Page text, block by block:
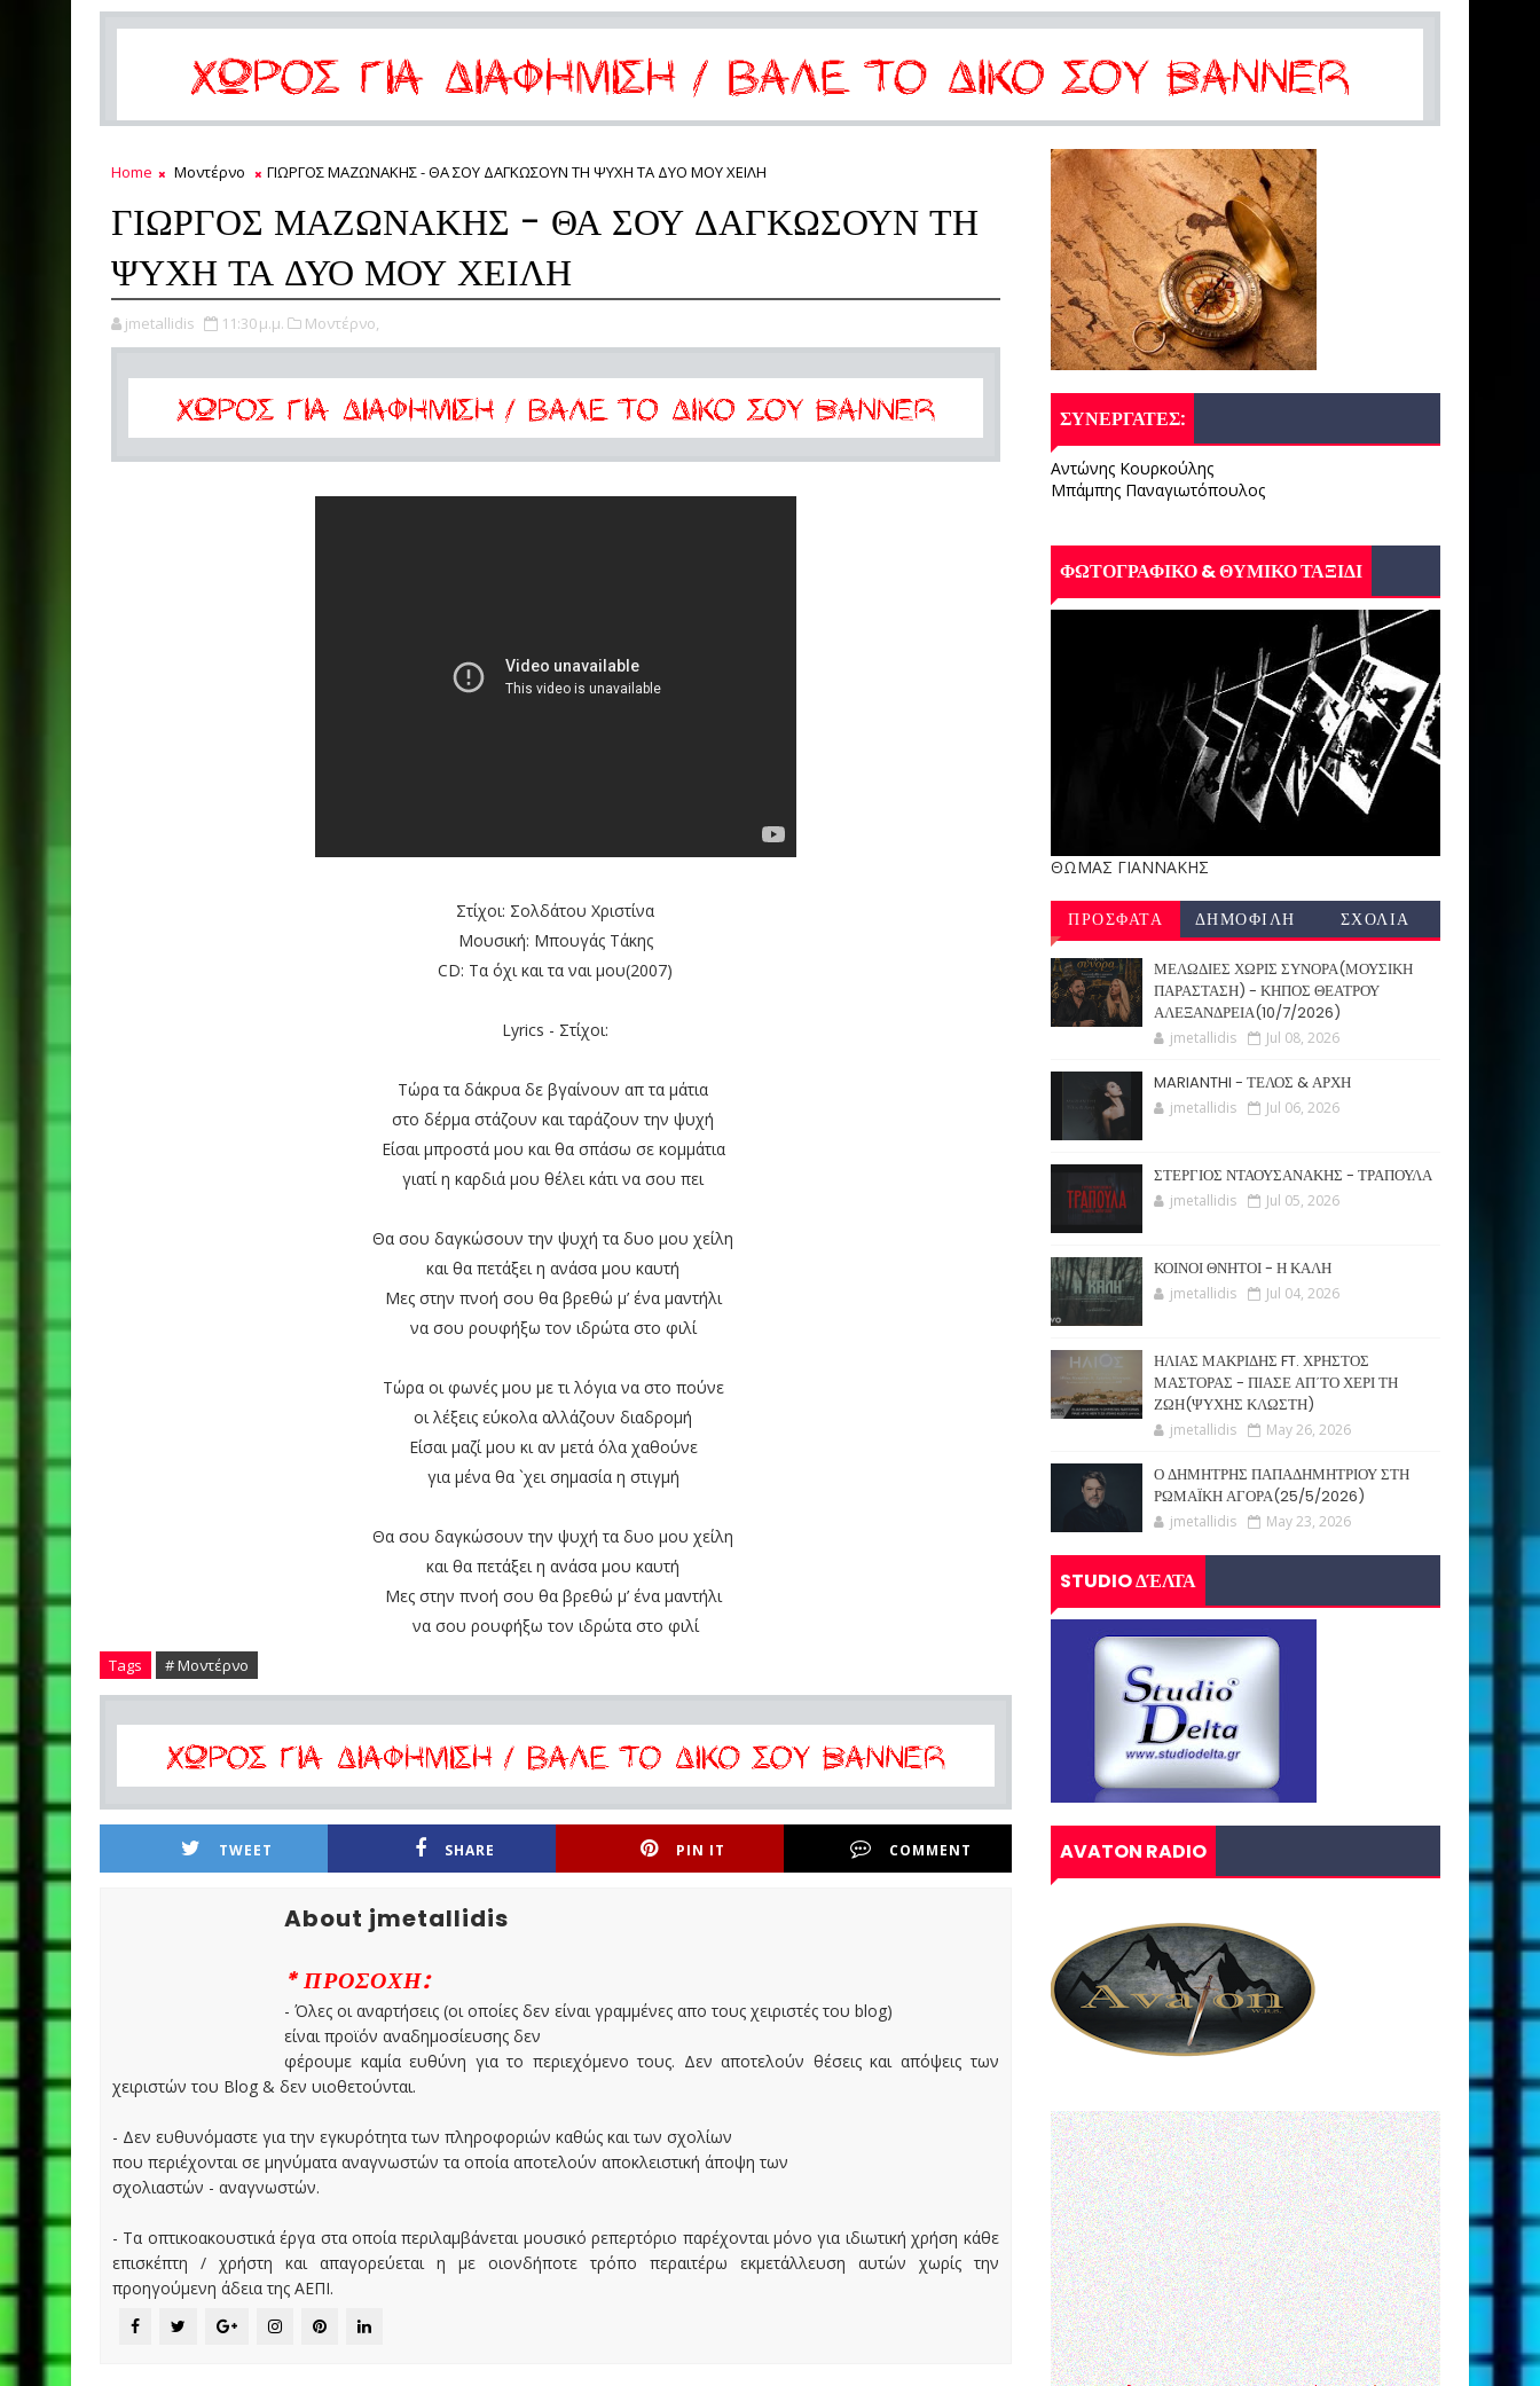
Home Μοντέρνο ΓΙΩΡΓΟΣ ΜΑΖΩΝΑΚΗΣ - ΘΑ ΣΟΥ ΔΑΓΚΩΣΟΥΝ ΤΗ ΨΥΧΗ ΤΑ ΔΥΟ ΜΟΥ ΧΕΙΛΗ
ΓΙΩΡΓΟΣ ΜΑΖΩΝΑΚΗΣ - ΘΑ ΣΟΥ ΔΑΓΚΩΣΟΥΝ ΤΗ
ΨΥΧΗ ΤΑ ΔΥΟ ΜΟΥ ΧΕΙΛΗ
jmetallidis 11:30 μ.μ. Μοντέρνο,
Στίχοι: Σολδάτου Χριστίνα
Μουσική: Μπουγάς Τάκης
CD: Τα όχι και τα ναι μου(2007)
Lyrics - Στίχοι:
Τώρα τα δάκρυα δε βγαίνουν απ τα μάτια
στο δέρμα στάζουν και ταράζουν την ψυχή
Είσαι μπροστά μου και θα σπάσω σε κομμάτια
γιατί η καρδιά μου θέλει κάτι να σου πει
Θα σου δαγκώσουν την ψυχή τα δυο μου χείλη
και θα πετάξει η ανάσα μου καυτή
Μες στην πνοή σου θα βρεθώ μ’ ένα μαντήλι
να σου ρουφήξω τον ιδρώτα στο φιλί
Τώρα οι φωνές μου με τι λόγια να στο πούνε
οι λέξεις εύκολα αλλάζουν διαδρομή
Είσαι μαζί μου κι αν μετά όλα χαθούνε
για μένα θα `χει σημασία η στιγμή
Θα σου δαγκώσουν την ψυχή τα δυο μου χείλη
και θα πετάξει η ανάσα μου καυτή
Μες στην πνοή σου θα βρεθώ μ’ ένα μαντήλι
να σου ρουφήξω τον ιδρώτα στο φιλί
Tags # Μοντέρνο
TWEET SHARE PIN IT COMMENT
About jmetallidis
* ΠΡΟΣΟΧΗ:
- Όλες οι αναρτήσεις (οι οποίες δεν είναι γραμμένες απο τους χειριστές του blog)
είναι προϊόν αναδημοσίευσης δεν
φέρουμε καμία ευθύνη για το περιεχόμενο τους. Δεν αποτελούν θέσεις και απόψεις των
χειριστών του Blog & δεν υιοθετούνται.
- Δεν ευθυνόμαστε για την εγκυρότητα των πληροφοριών καθώς και των σχολίων
που περιέχονται σε μηνύματα αναγνωστών τα οποία αποτελούν αποκλειστική άποψη των
σχολιαστών - αναγνωστών.
- Τα οπτικοακουστικά έργα στα οποία περιλαμβάνεται μουσικό ρεπερτόριο παρέχονται μόνο για ιδιωτική χρήση κάθε
επισκέπτη / χρήστη και απαγορεύεται η με οιονδήποτε τρόπο περαιτέρω εκμετάλλευση αυτών χωρίς την
προηγούμενη άδεια της ΑΕΠΙ.
ΣΥΝΕΡΓΑΤΕΣ:
Αντώνης Κουρκούλης
Μπάμπης Παναγιωτόπουλος
ΦΩΤΟΓΡΑΦΙΚΟ & ΘΥΜΙΚΟ ΤΑΞΙΔΙ
ΘΩΜΑΣ ΓΙΑΝΝΑΚΗΣ
ΠΡΟΣΦΑΤΑ ΔΗΜΟΦΙΛΗ ΣΧΟΛΙΑ
ΜΕΛΩΔΙΕΣ ΧΩΡΙΣ ΣΥΝΟΡΑ(ΜΟΥΣΙΚΗ
ΠΑΡΑΣΤΑΣΗ) - ΚΗΠΟΣ ΘΕΑΤΡΟΥ
ΑΛΕΞΑΝΔΡΕΙΑ(10/7/2026)
jmetallidis Jul 08, 2026
MARIANTHI - ΤΕΛΟΣ & ΑΡΧΗ
jmetallidis Jul 06, 2026
ΣΤΕΡΓΙΟΣ ΝΤΑΟΥΣΑΝΑΚΗΣ - ΤΡΑΠΟΥΛΑ
jmetallidis Jul 05, 2026
ΚΟΙΝΟΙ ΘΝΗΤΟΙ - Η ΚΑΛΗ
jmetallidis Jul 04, 2026
ΗΛΙΑΣ ΜΑΚΡΙΔΗΣ FT. ΧΡΗΣΤΟΣ
ΜΑΣΤΟΡΑΣ - ΠΙΑΣΕ ΑΠ΄ΤΟ ΧΕΡΙ ΤΗ
ΖΩΗ(ΨΥΧΗΣ ΚΛΩΣΤΗ)
jmetallidis May 26, 2026
Ο ΔΗΜΗΤΡΗΣ ΠΑΠΑΔΗΜΗΤΡΙΟΥ ΣΤΗ
ΡΩΜΑΪΚΗ ΑΓΟΡΑ(25/5/2026)
jmetallidis May 23, 2026
STUDIO ΔΈΛΤΑ
AVATON RADIO